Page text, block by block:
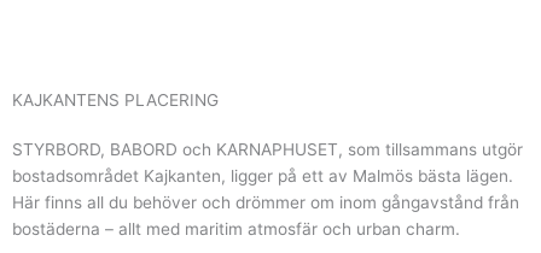
KAJKANTENS PLACERING​
STYRBORD, BABORD och KARNAPHUSET, som tillsammans utgör
bostadsområdet Kajkanten, ligger på ett av Malmös bästa lägen.
Här finns all du behöver och drömmer om inom gångavstånd från
bostäderna – allt med maritim atmosfär och urban charm.